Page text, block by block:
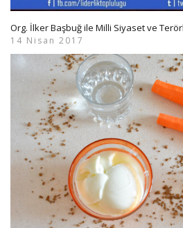
Org. İlker Başbuğ ile Milli Siyaset ve
14 Nisan 2017